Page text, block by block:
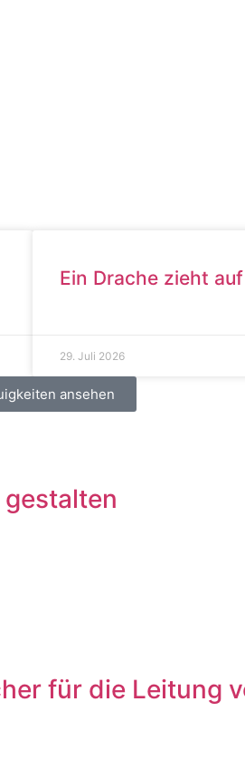
Ein Drache zieht
29. Juli 2026
ansehen
für die Leitung